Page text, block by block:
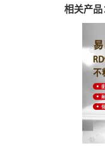
相关产品